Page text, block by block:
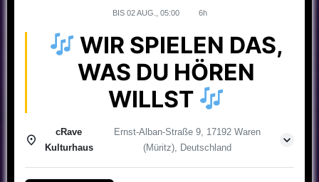
BIS 02 AUG., 05:00 6h
WIR SPIELEN DAS,
WAS DU HÖREN
WILLST
cRave
Kulturhaus
Ernst-Alban-Straße 9, 17192 Waren
(Müritz), Deutschland